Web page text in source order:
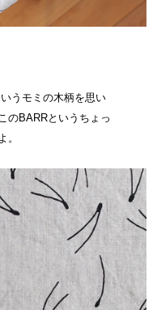
うモミの木柄を思い
のBARRというちょっ
。